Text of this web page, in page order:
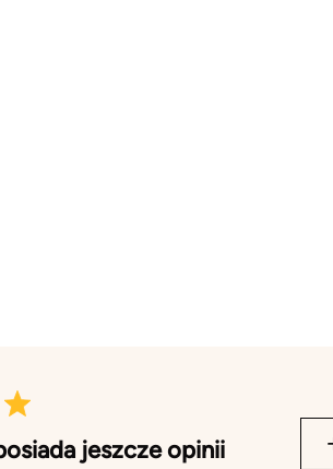
jeszcze opinii